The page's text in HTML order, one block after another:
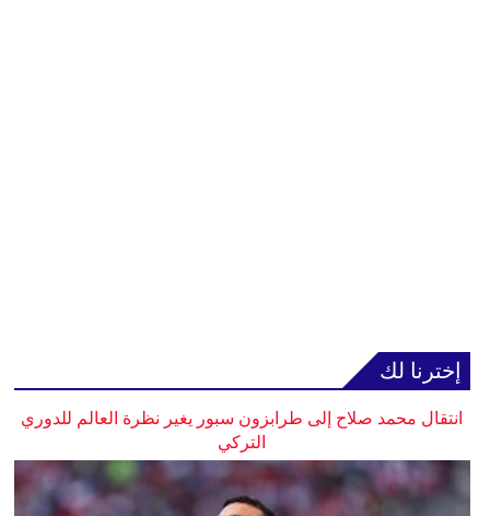
إخترنا لك
انتقال محمد صلاح إلى طرابزون سبور يغير نظرة العالم للدوري
التركي